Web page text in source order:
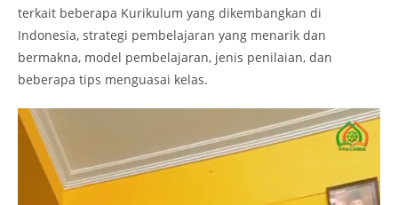
terkait beberapa Kurikulum yang dikembangkan di
Indonesia, strategi pembelajaran yang menarik dan
bermakna, model pembelajaran, jenis penilaian, dan
beberapa tips menguasai kelas.